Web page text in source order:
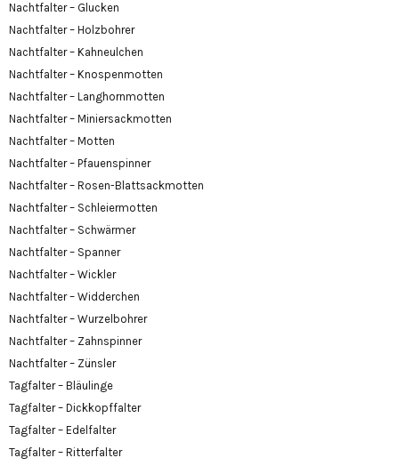
Nachtfalter – Glucken
Nachtfalter – Holzbohrer
Nachtfalter – Kahneulchen
Nachtfalter – Knospenmotten
Nachtfalter – Langhornmotten
Nachtfalter – Miniersackmotten
Nachtfalter – Motten
Nachtfalter – Pfauenspinner
Nachtfalter – Rosen-Blattsackmotten
Nachtfalter – Schleiermotten
Nachtfalter – Schwärmer
Nachtfalter – Spanner
Nachtfalter – Wickler
Nachtfalter – Widderchen
Nachtfalter – Wurzelbohrer
Nachtfalter – Zahnspinner
Nachtfalter – Zünsler
Tagfalter – Bläulinge
Tagfalter – Dickkopffalter
Tagfalter – Edelfalter
Tagfalter – Ritterfalter